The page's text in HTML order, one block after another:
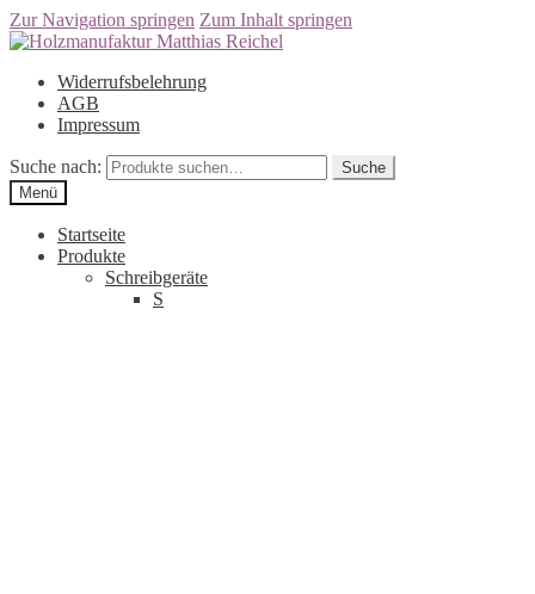
Zur Navigation springen Zum Inhalt springen
Widerrufsbelehrung
AGB
Impressum
Suche nach:
Suche
Menü
Startseite
Produkte
Schreibgeräte
S